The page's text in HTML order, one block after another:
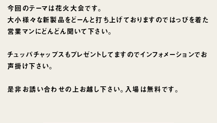
今回のテーマは花火大会です。
大小様々な新製品をどーんと打ち上げておりますのではっぴを着た
営業マンにどんどん聞いて下さい。
チュッパチャップスもプレゼントしてますのでインフォメーションでお
声掛け下さい。
是非お誘い合わせの上お越し下さい。入場は無料です。